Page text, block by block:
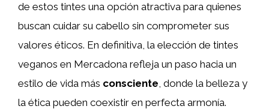
de estos tintes una opción atractiva para quienes
buscan cuidar su cabello sin comprometer sus
valores éticos. En definitiva, la elección de tintes
veganos en Mercadona refleja un paso hacia un
estilo de vida más consciente, donde la belleza y
la ética pueden coexistir en perfecta armonía.